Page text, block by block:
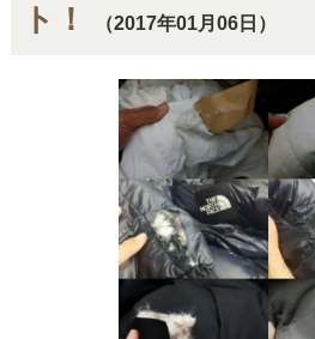
ト！
（2017年01月06日）